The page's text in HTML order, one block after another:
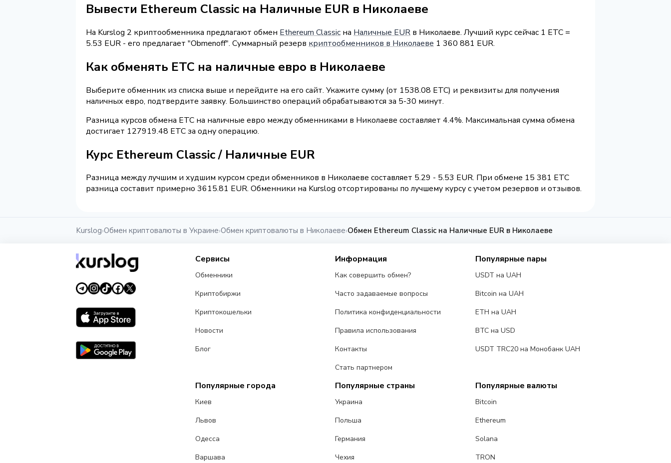
Вывести Ethereum Classic на Наличные EUR в Николаеве
На Kurslog 2 криптообменника предлагают обмен Ethereum Classic на Наличные EUR в Николаеве. Лучший курс сейчас 1 ETC =
5.53 EUR - его предлагает "Obmenoff". Суммарный резерв криптообменников в Николаеве 1 360 881 EUR.
Как обменять ETC на наличные евро в Николаеве
Выберите обменник из списка выше и перейдите на его сайт. Укажите сумму (от 1538.08 ETC) и реквизиты для получения
наличных евро, подтвердите заявку. Большинство операций обрабатываются за 5-30 минут.
Разница курсов обмена ETC на наличные евро между обменниками в Николаеве составляет 4.4%. Максимальная сумма обмена
достигает 127919.48 ETC за одну операцию.
Курс Ethereum Classic / Наличные EUR
Разница между лучшим и худшим курсом среди обменников в Николаеве составляет 5.29 - 5.53 EUR. При обмене 15 381 ETC
разница составит примерно 3615.81 EUR. Обменники на Kurslog отсортированы по лучшему курсу с учетом резервов и отзывов.
Kurslog›Обмен криптовалюты в Украине›Обмен криптовалюты в Николаеве›Обмен Ethereum Classic на Наличные EUR в Николаеве
Сервисы
Обменники
Криптобиржи
Криптокошельки
Новости
Блог
Информация
Как совершить обмен?
Часто задаваемые вопросы
Политика конфиденциальности
Правила использования
Контакты
Стать партнером
Популярные пары
USDT на UAH
Bitcoin на UAH
ETH на UAH
BTC на USD
USDT TRC20 на Монобанк UAH
Популярные города
Киев
Львов
Одесса
Варшава
Популярные страны
Украина
Польша
Германия
Чехия
Популярные валюты
Bitcoin
Ethereum
Solana
TRON